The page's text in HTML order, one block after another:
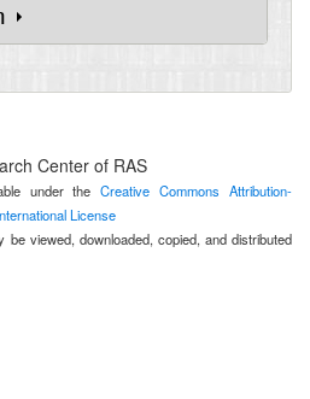
Center of RAS
under theCreative Commons Attribution-
License
be viewed, downloaded, copied, and distributed